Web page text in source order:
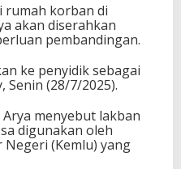
rumah korban di
akan diserahkan
pembandingan.
ke penyidik sebagai
Senin (28/7/2025).
menyebut lakban
digunakan oleh
(Kemlu) yang